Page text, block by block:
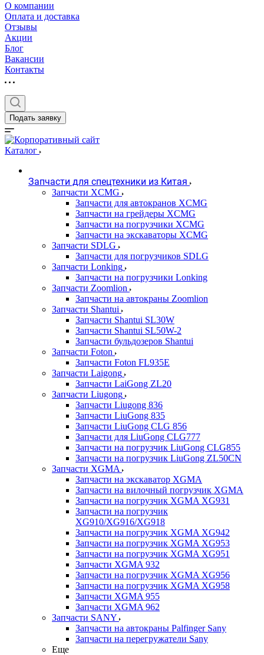
О компании
Оплата и доставка
Отзывы
Акции
Блог
Вакансии
Контакты
Подать заявку
Каталог
Запчасти для спецтехники из Китая
Запчасти XCMG
Запчасти для автокранов XCMG
Запчасти на грейдеры XCMG
Запчасти на погрузчики XCMG
Запчасти на экскаваторы XCMG
Запчасти SDLG
Запчасти для погрузчиков SDLG
Запчасти Lonking
Запчасти на погрузчики Lonking
Запчасти Zoomlion
Запчасти на автокраны Zoomlion
Запчасти Shantui
Запчасти Shantui SL30W
Запчасти Shantui SL50W-2
Запчасти бульдозеров Shantui
Запчасти Foton
Запчасти Foton FL935E
Запчасти Laigong
Запчасти LaiGong ZL20
Запчасти Liugong
Запчасти Liugong 836
Запчасти LiuGong 835
Запчасти LiuGong CLG 856
Запчасти для LiuGong CLG777
Запчасти на погрузчик LiuGong CLG855
Запчасти на погрузчик LiuGong ZL50CN
Запчасти XGMA
Запчасти на экскаватор XGMA
Запчасти на вилочный погрузчик XGMA
Запчасти на погрузчик XGMA XG931
Запчасти на погрузчик
XG910/XG916/XG918
Запчасти на погрузчик XGMA XG942
Запчасти на погрузчик XGMA XG953
Запчасти на погрузчик XGMA XG951
Запчасти XGMA 932
Запчасти на погрузчик XGMA XG956
Запчасти на погрузчик XGMA XG958
Запчасти XGMA 955
Запчасти XGMA 962
Запчасти SANY
Запчасти на автокраны Palfinger Sany
Запчасти на перегружатели Sany
Еще